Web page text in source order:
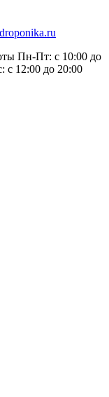
Пн-Пт: с 10:00 до
с 12:00 до 20:00